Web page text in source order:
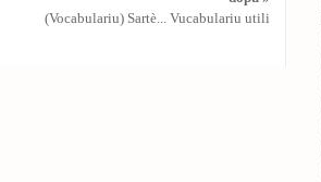
(Vocabulariu) Sartè... Vucabulariu utili